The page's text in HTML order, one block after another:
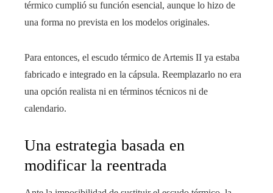
térmico cumplió su función esencial, aunque lo hizo de
una forma no prevista en los modelos originales.
Para entonces, el escudo térmico de Artemis II ya estaba
fabricado e integrado en la cápsula. Reemplazarlo no era
una opción realista ni en términos técnicos ni de
calendario.
Una estrategia basada en
modificar la reentrada